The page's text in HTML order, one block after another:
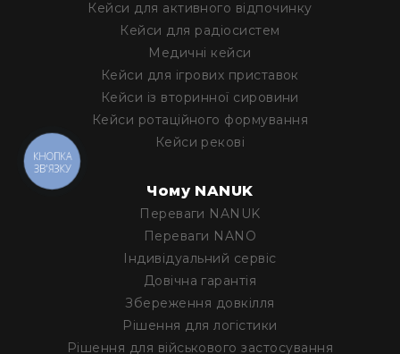
Кейси для активного відпочинку
Кейси для радіосистем
Медичні кейси
Кейси для ігрових приставок
Кейси із вторинної сировини
Кейси ротаційного формування
Кейси рекові
Чому NANUK
Переваги NANUK
Переваги NANO
Iндивідуальний сервіс
Довічна гарантія
Збереження довкілля
Рішення для логістики
Рішення для військового застосування
КНОПКА
ЗВ'ЯЗКУ